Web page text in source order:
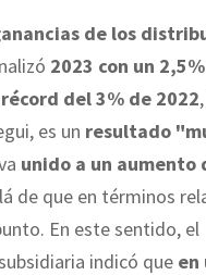
de los
2023 con un
récord del 3% de 2022
es un resultado
unido a un aumento
de que en términos
En este sentido, el
indicó que en